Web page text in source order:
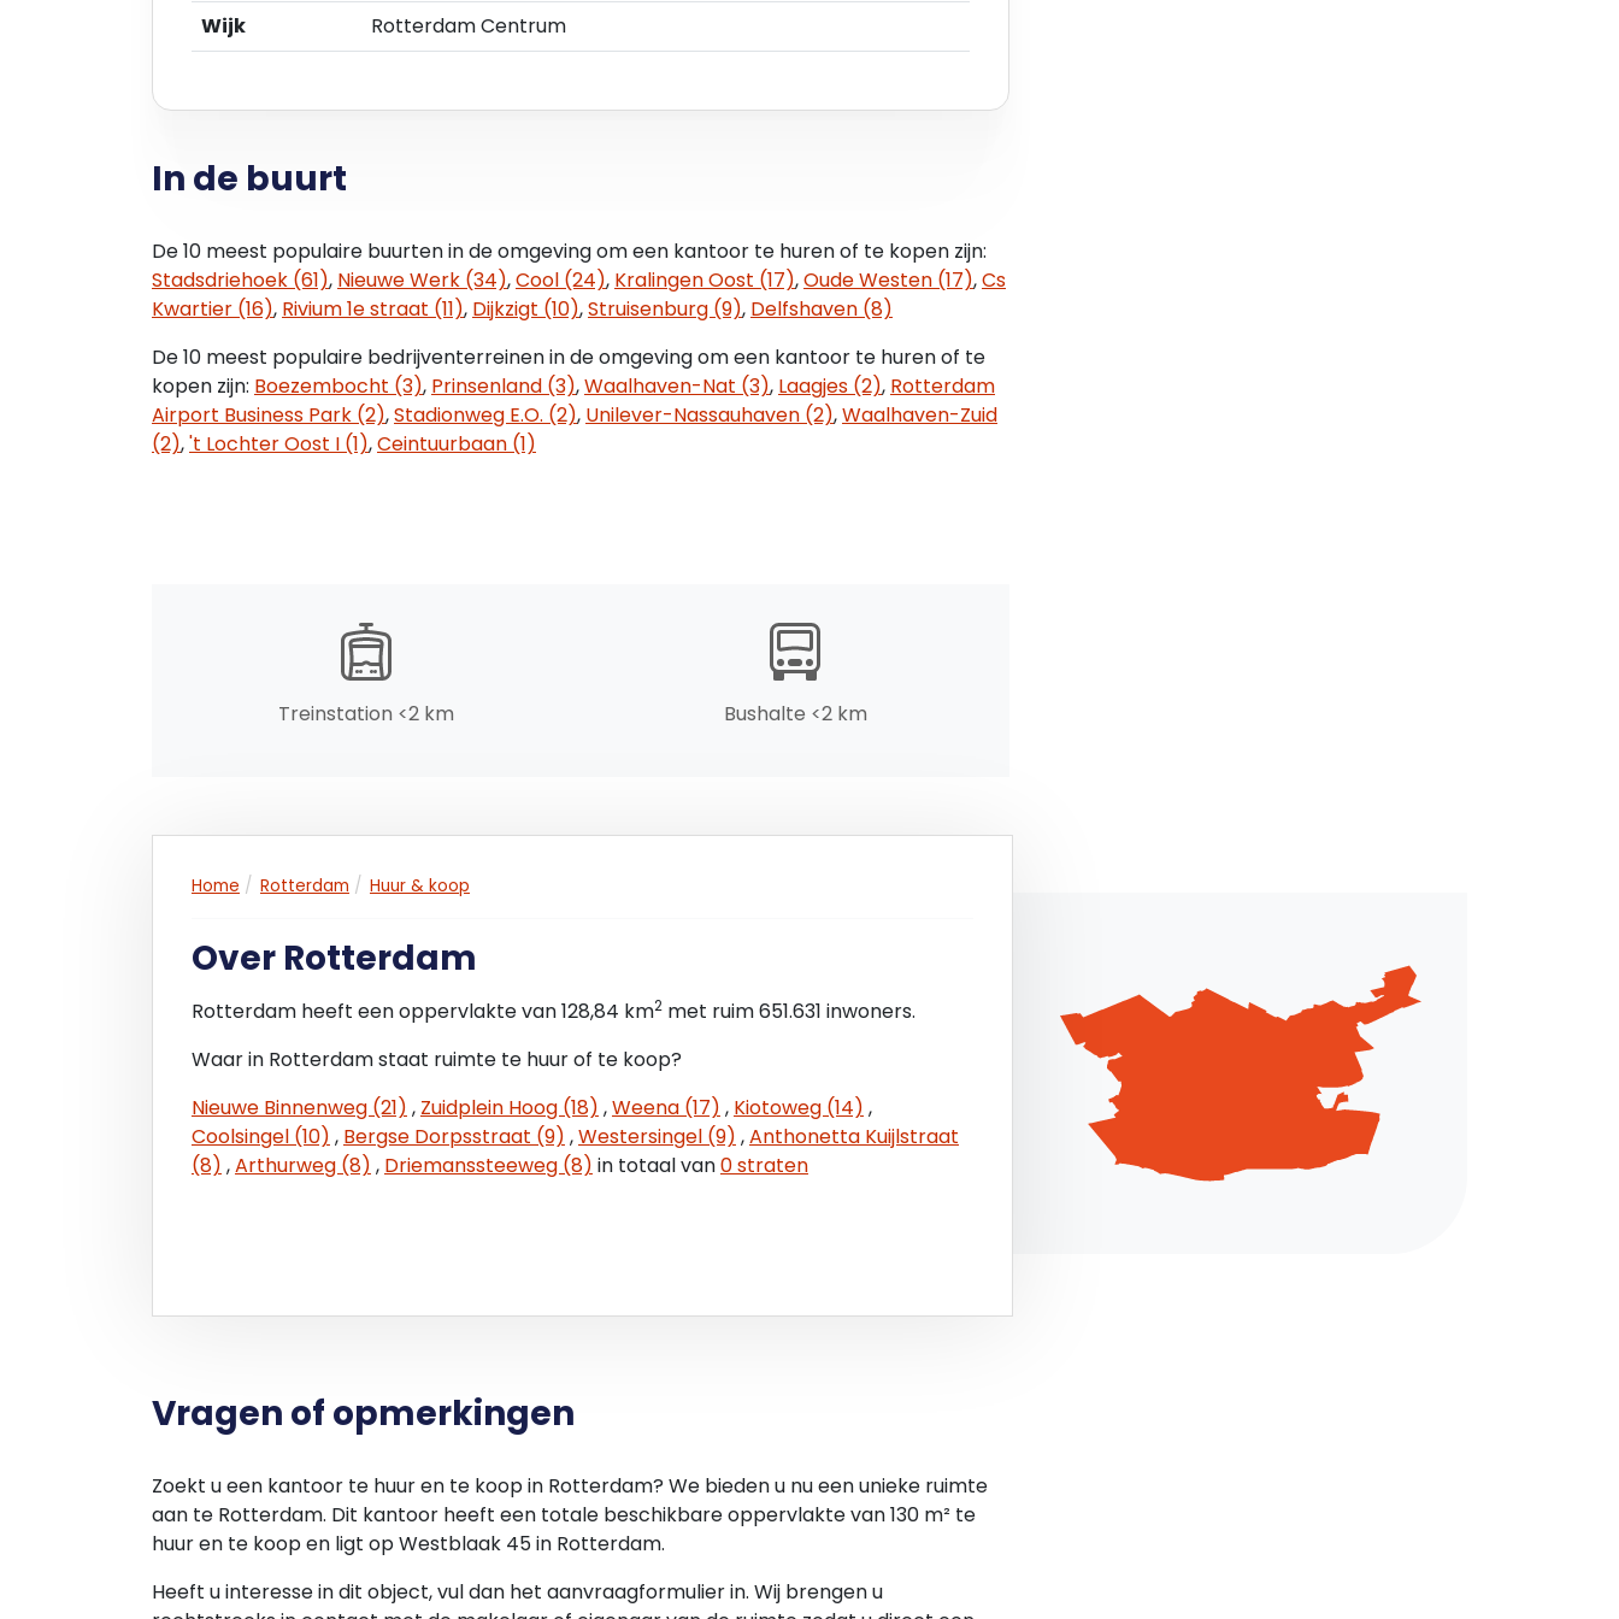
bereiken. The Hague-Rotterdam Airport ligt op circa 20 minuten afstand.
Metro- en tramhaltes Eendrachtsplein en Beurs liggen om de hoek en met de voor het
gegarandeerd. Het Centraal Station is binnen 5 minuten bereikbaar.
1e verdieping ca. 130 m²
BESTEMMING
vastgesteld. Op de locatie geldt de bestemming Centrum -1; wat betreft kantoren wordt
het volgende vermeld: ter plaatse van de aanduiding "kantoor" tevens voor kantoren,
uitsluitend op de verdiepingen; voorzieningen ten behoeve van een kantoor, zoals entrees
of baliefuncties, zijn wel toegestaan op de begane grond.
- Totale oppervlak circa 130 m²
- een perceel (nummer: 1211, index 6)
- onderdeel van het bedrijfsverzamelgebouw; Grotiushuis
- bouwjaar omstreeks 1960, renovatie (specifiek) Westblaak 45 ca. 2022
VERKOOPPROCES
dataroom, voorzien van verdere (verkoop)informatie.
'AS IS, WHERE IS'
Verkoop zal gebaseerd zijn op een “as is, where is"-principe waarbij het eigendom wordt
situatie zoals het is op de datum van overdracht, aldus met alle fouten en met inbegrip
van alle bekende en onbekende, zichtbare en onzichtbare gebreken, lasten, beperkingen
en verplichtingen. Er worden geen verklaringen of garanties afgegeven, uitdrukkelijk noch
PARKEREN
(kantoor)abonnementen beschikbaar.
De kantoorruimte wordt turn-key opgeleverd en beschikt onder andere over de
navolgende elementen:
- Representatieve (marmeren) gezamenlijke entree;
- Eigen opgang op de verdieping voorzien van rolluik;
- Vloerafwerking (laminaat);
Wijk
Rotterdam Centrum
In de buurt
De 10 meest populaire buurten in de omgeving om een kantoor te huren of te kopen zijn:
Stadsdriehoek (61), Nieuwe Werk (34),Cool (24), Kralingen Oost (17),Oude Westen (17),Cs
Kwartier (16), Rivium 1e straat (11), Dijkzigt (10),Struisenburg (9), Delfshaven (8)
De 10 meest populaire bedrijventerreinen in de omgeving om een kantoor te huren of te
kopen zijn: Boezembocht (3), Prinsenland (3),Waalhaven-Nat (3), Laagjes (2), Rotterdam
Airport Business Park (2),Stadionweg E.O. (2), Unilever-Nassauhaven (2),Waalhaven-Zuid
(2),'t Lochter Oost I (1),Ceintuurbaan (1)
Treinstation <2 km Bushalte <2 km
Home Rotterdam Huur & koop
Over Rotterdam
Rotterdam heeft een oppervlakte van 128,84 km2met ruim 651.631 inwoners.
Waar in Rotterdam staat ruimte te huur of te koop?
Nieuwe Binnenweg (21) , Zuidplein Hoog (18) ,Weena (17) , Kiotoweg (14) ,
Coolsingel (10) , Bergse Dorpsstraat (9) ,Westersingel (9) ,Anthonetta Kuijlstraat
(8) ,Arthurweg (8) , Driemanssteeweg (8) in totaal van0 straten
Vragen of opmerkingen
Zoekt u een kantoor te huur en te koop in Rotterdam? We bieden u nu een unieke ruimte
aan te Rotterdam. Dit kantoor heeft een totale beschikbare oppervlakte van 130 m² te
huur en te koop en ligt op Westblaak 45 in Rotterdam.
Heeft u interesse in dit object, vul dan het aanvraagformulier in. Wij brengen u